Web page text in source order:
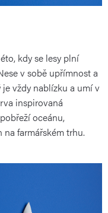
kdy se lesy plní
v sobě upřímnost a
vždy nablízku a umí v
inspirovaná
oceánu,
farmářském trhu.